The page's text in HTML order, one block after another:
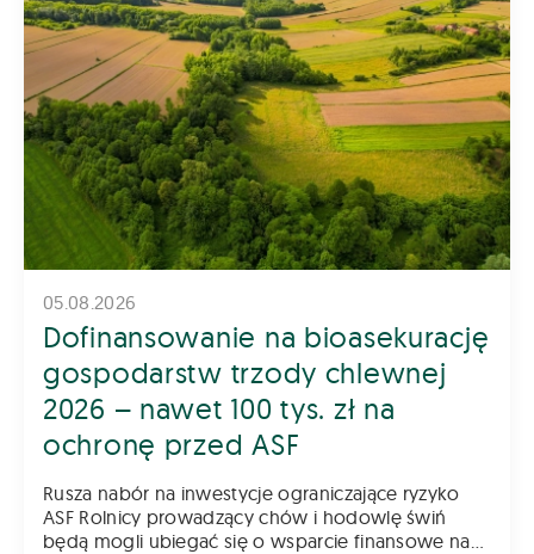
05.08.2026
Dofinansowanie na bioasekurację
gospodarstw trzody chlewnej
2026 – nawet 100 tys. zł na
ochronę przed ASF
Rusza nabór na inwestycje ograniczające ryzyko
ASF Rolnicy prowadzący chów i hodowlę świń
będą mogli ubiegać się o wsparcie finansowe na